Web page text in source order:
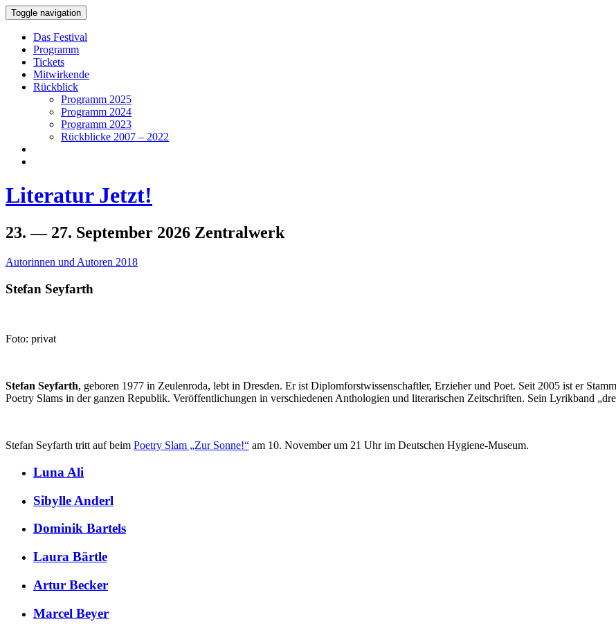
Toggle navigation
Das Festival
Programm
Tickets
Mitwirkende
Rückblick
Programm 2025
Programm 2024
Programm 2023
Rückblicke 2007 – 2022
Literatur Jetzt!
23. — 27. September 2026 Zentralwerk
Autorinnen und Autoren 2018
Stefan Seyfarth
Foto: privat
Stefan Seyfarth, geboren 1977 in Zeulenroda, lebt in Dresden. Er ist Diplomforstwissenschaftler, Erzieher und Poet. Seit 2005 ist er
Poetry Slams in der ganzen Republik. Veröffentlichungen in verschiedenen Anthologien und literarischen Zeitschriften. Sein Lyrikband
Stefan Seyfarth tritt auf beim Poetry Slam „Zur Sonne!“ am 10. November um 21 Uhr im Deutschen Hygiene-Museum.
Luna Ali
Sibylle Anderl
Dominik Bartels
Laura Bärtle
Artur Becker
Marcel Beyer